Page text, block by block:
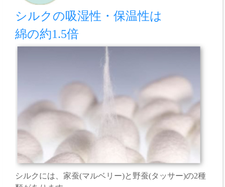
シルクの吸湿性・保温性は
綿の約1.5倍
シルクには、家蚕(マルベリー)と野蚕(タッサー)の2種